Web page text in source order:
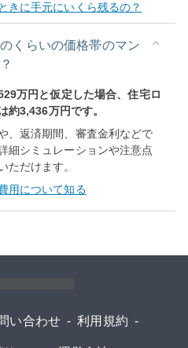
きに手元にいくら残るの？
くらいの価格帯のマン
万円と仮定した場合、住宅ロ
約3,436万円です。
、返済期間、審査金利などで
細シミュレーションや注意点
ただけます。
用について知る
い合わせ - 利用規約 -